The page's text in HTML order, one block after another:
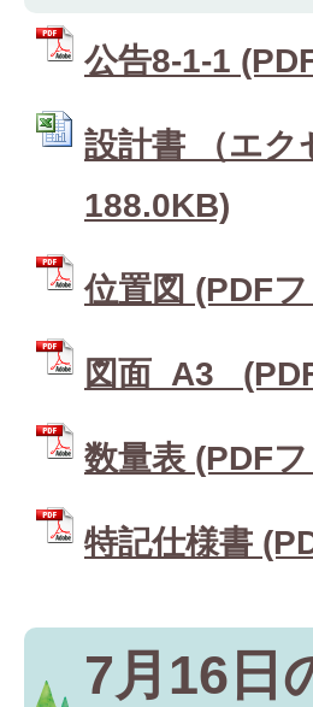
公告8-1-1
設計書 （エ
188.0KB)
位置図 (PDF
図面_A3_
数量表 (PDF
特記仕様書
7月16日